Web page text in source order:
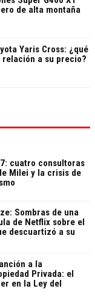
de alta montaña
Yaris Cross: ¿qué
a su precio?
cuatro consultoras
Milei y la crisis de
Sombras de una
de Netflix sobre el
descuartizó a su
a la
Privada: el
en la Ley del